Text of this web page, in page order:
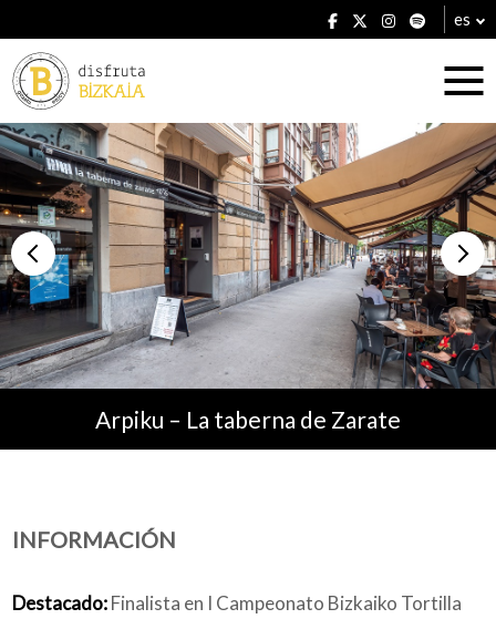
es
Alojamientos
Restaurantes
Planes
Arpiku – La taberna de Zarate
INFORMACIÓN
Destacado:Finalista en I Campeonato Bizkaiko Tortilla